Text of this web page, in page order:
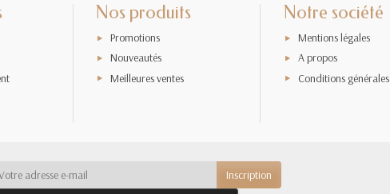
Nos produits
Promotions
Nouveautés
Meilleures ventes
Notre société
Mentions légales
A propos
Conditions générales